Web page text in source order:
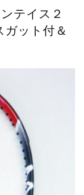
テイス２
ット付＆